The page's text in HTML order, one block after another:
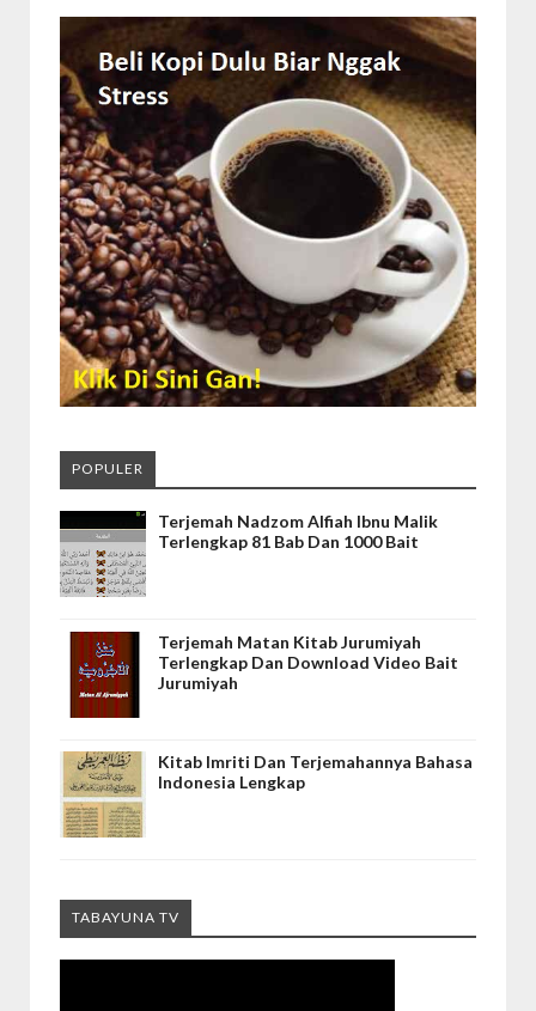
POPULER
Terjemah Nadzom Alfiah Ibnu Malik
Terlengkap 81 Bab Dan 1000 Bait
Terjemah Matan Kitab Jurumiyah
Terlengkap Dan Download Video Bait
Jurumiyah
Kitab Imriti Dan Terjemahannya Bahasa
Indonesia Lengkap
TABAYUNA TV